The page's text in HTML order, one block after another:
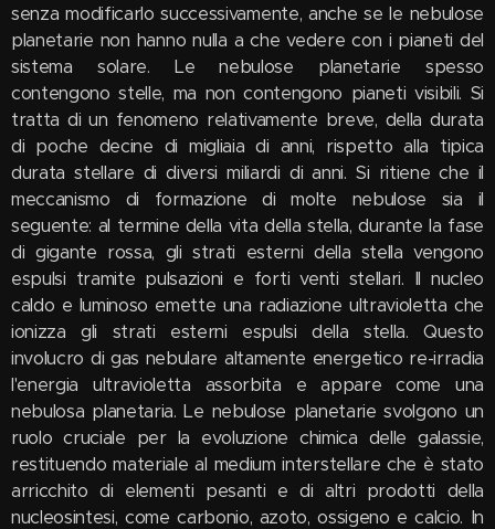
senza modificarlo successivamente, anche se le nebulose
planetarie non hanno nulla a che vedere con i pianeti del
sistema solare. Le nebulose planetarie spesso
contengono stelle, ma non contengono pianeti visibili. Si
tratta di un fenomeno relativamente breve, della durata
di poche decine di migliaia di anni, rispetto alla tipica
durata stellare di diversi miliardi di anni. Si ritiene che il
meccanismo di formazione di molte nebulose sia il
seguente: al termine della vita della stella, durante la fase
di gigante rossa, gli strati esterni della stella vengono
espulsi tramite pulsazioni e forti venti stellari. Il nucleo
caldo e luminoso emette una radiazione ultravioletta che
ionizza gli strati esterni espulsi della stella. Questo
involucro di gas nebulare altamente energetico re-irradia
l'energia ultravioletta assorbita e appare come una
nebulosa planetaria. Le nebulose planetarie svolgono un
ruolo cruciale per la evoluzione chimica delle galassie,
restituendo materiale al medium interstellare che è stato
arricchito di elementi pesanti e di altri prodotti della
nucleosintesi, come carbonio, azoto, ossigeno e calcio. In